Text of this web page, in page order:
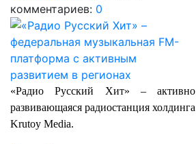
комментариев: 0
«Радио Русский Хит» – активно
развивающаяся радиостанция холдинга
Krutoy Media.